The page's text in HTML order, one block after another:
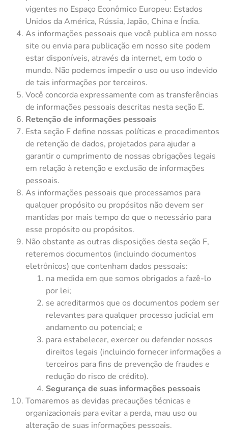
vigentes no Espaço Econômico Europeu: Estados
Unidos da América, Rússia, Japão, China e Índia.
As informações pessoais que você publica em nosso
site ou envia para publicação em nosso site podem
estar disponíveis, através da internet, em todo o
mundo. Não podemos impedir o uso ou uso indevido
de tais informações por terceiros.
Você concorda expressamente com as transferências
de informações pessoais descritas nesta seção E.
Retenção de informações pessoais
Esta seção F define nossas políticas e procedimentos
de retenção de dados, projetados para ajudar a
garantir o cumprimento de nossas obrigações legais
em relação à retenção e exclusão de informações
pessoais.
As informações pessoais que processamos para
qualquer propósito ou propósitos não devem ser
mantidas por mais tempo do que o necessário para
esse propósito ou propósitos.
Não obstante as outras disposições desta seção F,
reteremos documentos (incluindo documentos
eletrônicos) que contenham dados pessoais:
na medida em que somos obrigados a fazê-lo
por lei;
se acreditarmos que os documentos podem ser
relevantes para qualquer processo judicial em
andamento ou potencial; e
para estabelecer, exercer ou defender nossos
direitos legais (incluindo fornecer informações a
terceiros para fins de prevenção de fraudes e
redução do risco de crédito).
Segurança de suas informações pessoais
Tomaremos as devidas precauções técnicas e
organizacionais para evitar a perda, mau uso ou
alteração de suas informações pessoais.